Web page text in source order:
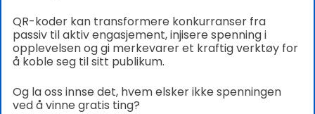
QR-koder kan transformere konkurranser fra
passiv til aktiv engasjement, injisere spenning i
opplevelsen og gi merkevarer et kraftig verktøy for
å koble seg til sitt publikum.
Og la oss innse det, hvem elsker ikke spenningen
ved å vinne gratis ting?